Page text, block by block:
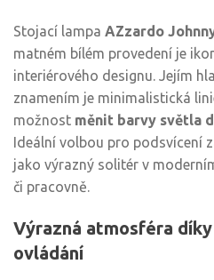
Stojací lampa AZzardo
matném bílém provedení je
interiérového designu. Jejím
znamením je minimalistická
možnost měnit barvy světla
Ideální volbou pro podsvícení
jako výrazný solitér v
či pracovně.
Výrazná atmosféra díky
ovládání